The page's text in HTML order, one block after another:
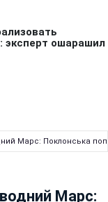
Марс: Поклонська
Марс: